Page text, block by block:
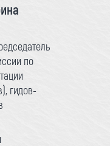
по
гидов-